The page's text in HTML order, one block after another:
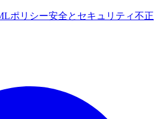
ポリシー安全とセキュリティ不正